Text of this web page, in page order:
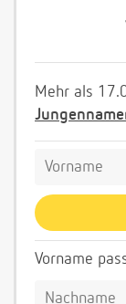
Mehr als
Vorname